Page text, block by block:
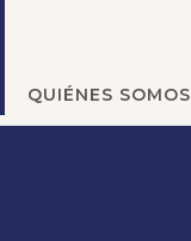
QUIÉNES SOMOS